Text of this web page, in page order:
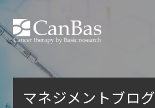
マネジメントブログ